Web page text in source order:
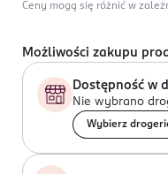
Ceny mogą się różnić w
Możliwości zakupu
Dostępność w
Nie wybrano
Wybierz